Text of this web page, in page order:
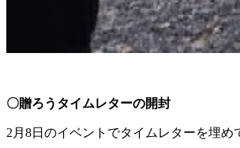
〇贈ろうタイムレターの開封
2月8日のイベントでタイムレターを埋